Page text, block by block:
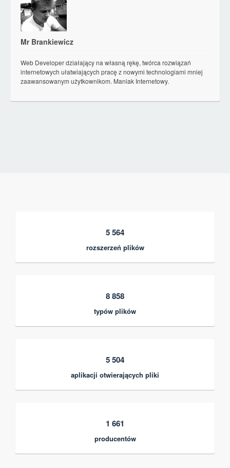
Mr Brankiewicz
Web Developer działający na własną rękę, twórca rozwiązań
internetowych ułatwiających pracę z nowymi technologiami mniej
zaawansowanym użytkownikom. Maniak Internetowy.
5 564
rozszerzeń plików
8 858
typów plików
5 504
aplikacji otwierających pliki
1 661
producentów